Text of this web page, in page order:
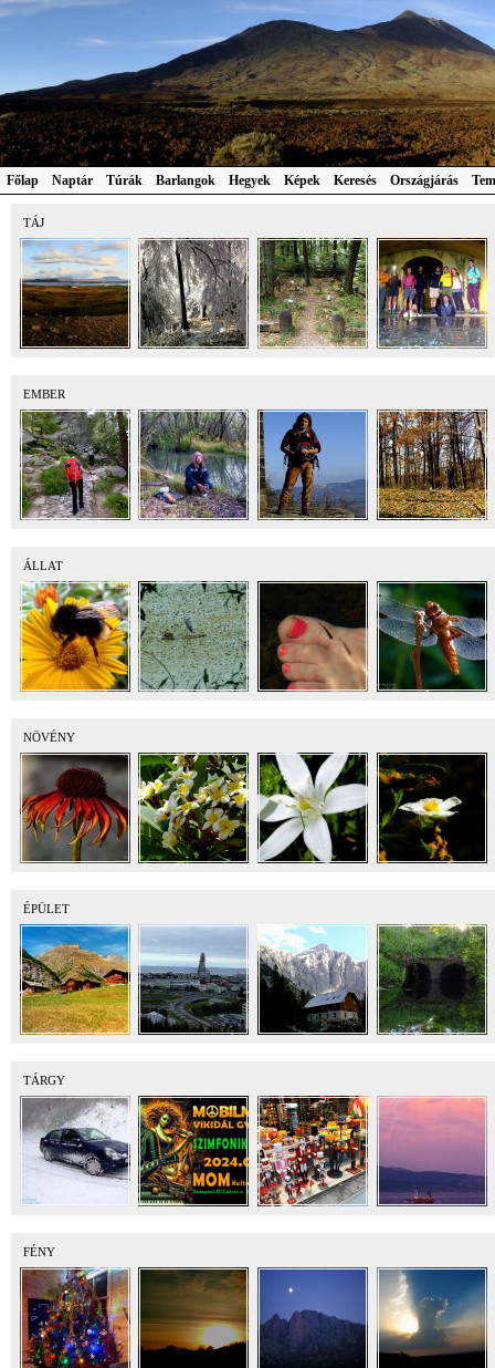
Főlap Naptár Túrák Barlangok Hegyek Képek Keresés Országjárás
TÁJ
EMBER
ÁLLAT
NÖVÉNY
ÉPÜLET
TÁRGY
FÉNY